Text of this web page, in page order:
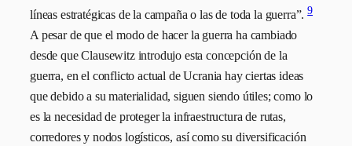
líneas estratégicas de la campaña o las de toda la guerra”.9
A pesar de que el modo de hacer la guerra ha cambiado
desde que Clausewitz introdujo esta concepción de la
guerra, en el conflicto actual de Ucrania hay ciertas ideas
que debido a su materialidad, siguen siendo útiles; como lo
es la necesidad de proteger la infraestructura de rutas,
corredores y nodos logísticos, así como su diversificación